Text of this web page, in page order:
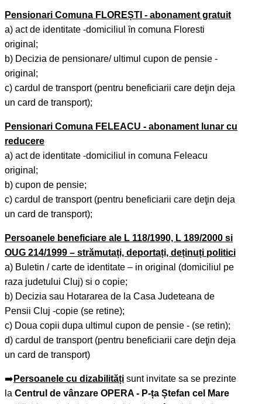
Pensionari Comuna FLOREȘTI - abonament gratuit
a) act de identitate -domiciliul ȋn comuna Floresti
original;
b) Decizia de pensionare/ ultimul cupon de pensie -
original;
c) cardul de transport (pentru beneficiarii care deţin deja
un card de transport);
Pensionari Comuna FELEACU - abonament lunar cu
reducere
a) act de identitate -domiciliul in comuna Feleacu
original;
b) cupon de pensie;
c) cardul de transport (pentru beneficiarii care deţin deja
un card de transport);
Persoanele beneficiare ale L 118/1990, L 189/2000 si
OUG 214/1999 – strămutați, deportați, deținuți politici
a) Buletin / carte de identitate – in original (domiciliul pe
raza judetului Cluj) si o copie;
b) Decizia sau Hotararea de la Casa Judeteana de
Pensii Cluj -copie (se retine);
c) Doua copii dupa ultimul cupon de pensie - (se retin);
d) cardul de transport (pentru beneficiarii care deţin deja
un card de transport)
➡️ Persoanele cu dizabilități sunt invitate sa se prezinte
la Centrul de vânzare OPERA - P-ța Ștefan cel Mare